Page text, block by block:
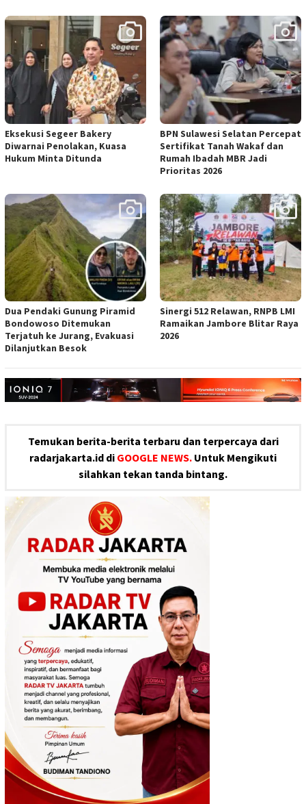
Eksekusi Segeer Bakery
Diwarnai Penolakan, Kuasa
Hukum Minta Ditunda
BPN Sulawesi Selatan Percepat
Sertifikat Tanah Wakaf dan
Rumah Ibadah MBR Jadi
Prioritas 2026
Dua Pendaki Gunung Piramid
Bondowoso Ditemukan
Terjatuh ke Jurang, Evakuasi
Dilanjutkan Besok
Sinergi 512 Relawan, RNPB LMI
Ramaikan Jambore Blitar Raya
2026
Temukan berita-berita terbaru dan terpercaya dari
radarjakarta.id di GOOGLE NEWS. Untuk Mengikuti
silahkan tekan tanda bintang.